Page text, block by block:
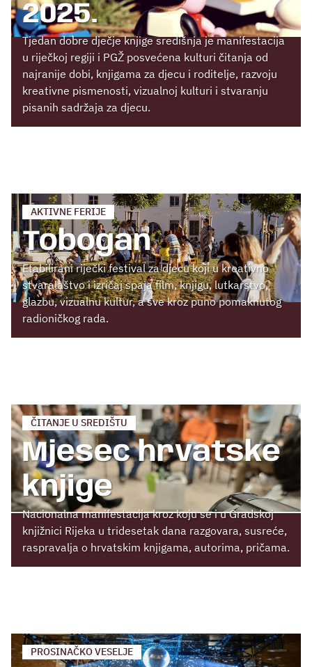
2025.
Tjedan dobre dječje knjige središnja je manifestacija
u riječkoj regiji i PGŽ posvećena kulturi čitanja od
najranije dobi, knjigama za djecu i roditelje, razvoju
kreativne pismenosti, vizualnoj kulturi i stvaranju
pisanih sadržaja za djecu.
AKTIVNE FERIJE
Tobogan
Etabilirani riječki festival za djecu koji u kreativno
stvaralaštvo i izričaj spaja film, knjigu, lutkarstvo,
glazbu, vizualnu kultur, a sve kroz puno pomaknutog
radioničkog rada.
ČITANJE U SREDIŠTU
Mjesec hrvatske
knjige
Nacionalna manifestacija kroz koju se i u Gradskoj
knjižnici Rijeka u tridesetak dana razgovara, susreće,
raspravalja o hrvatskim knjigama, autorima, pričama.
PROSINAČKO VESELJE